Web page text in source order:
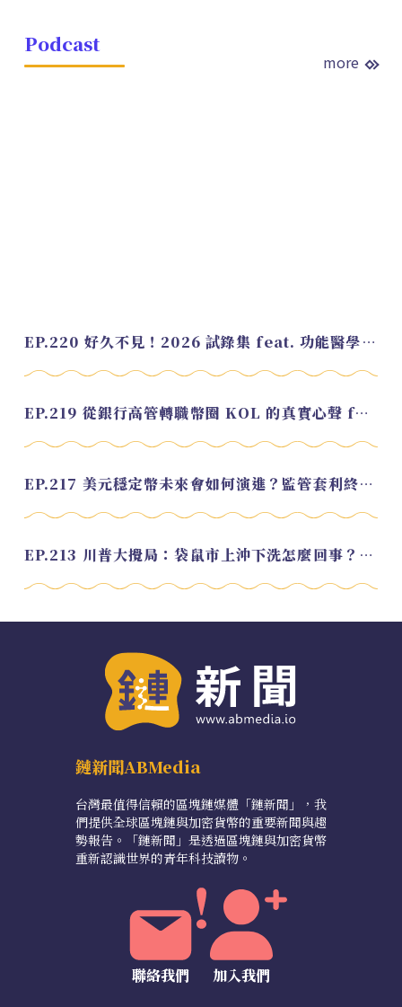
Podcast
more
EP.220 好久不見！2026 試錄集 feat. 功能醫學營養師 美寶
EP.219 從銀行高管轉職幣圈 KOL 的真實心聲 feat.龜大
EP.217 美元穩定幣未來會如何演進？監管套利終將收斂？feat. 研究員 余哲安
EP.213 川普大攪局：袋鼠市上沖下洗怎麼回事？feat. Alvin
鏈新聞ABMedia
台灣最值得信賴的區塊鏈媒體「鏈新聞」，我
們提供全球區塊鏈與加密貨幣的重要新聞與趨
勢報告。「鏈新聞」是透過區塊鏈與加密貨幣
重新認識世界的青年科技讀物。
聯絡我們 加入我們